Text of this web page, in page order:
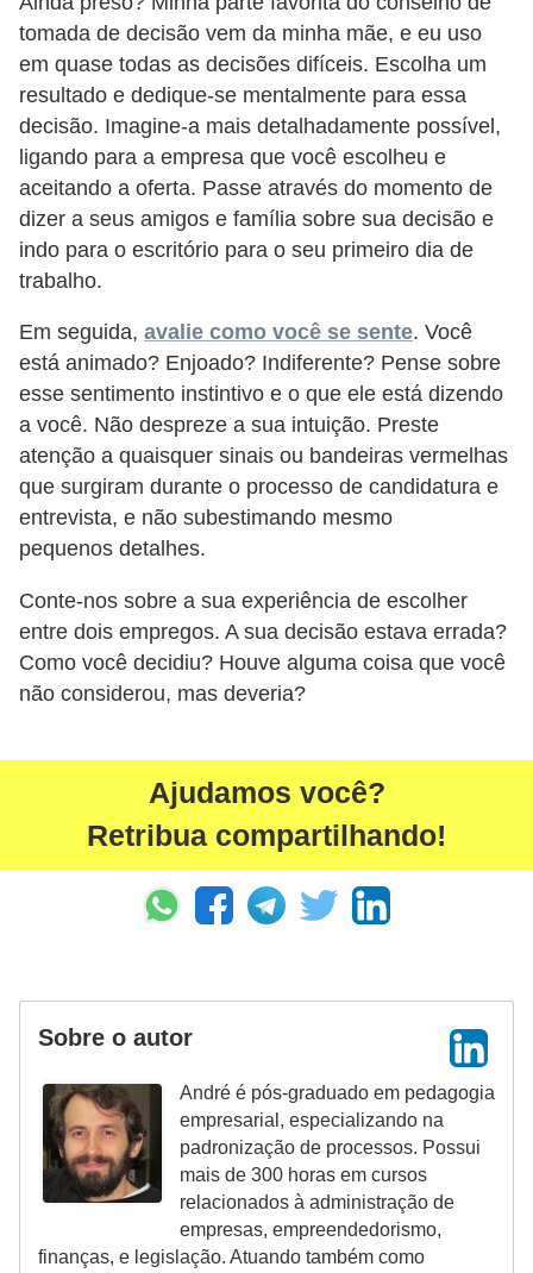
tomada de decisão vem da minha mãe, e eu uso
em quase todas as decisões difíceis. Escolha um
resultado e dedique-se mentalmente para essa
decisão. Imagine-a mais detalhadamente possível,
ligando para a empresa que você escolheu e
aceitando a oferta. Passe através do momento de
dizer a seus amigos e família sobre sua decisão e
indo para o escritório para o seu primeiro dia de
trabalho.
Em seguida, avalie como você se sente. Você
está animado? Enjoado? Indiferente? Pense sobre
esse sentimento instintivo e o que ele está dizendo
a você. Não despreze a sua intuição. Preste
atenção a quaisquer sinais ou bandeiras vermelhas
que surgiram durante o processo de candidatura e
entrevista, e não subestimando mesmo
pequenos detalhes.
Conte-nos sobre a sua experiência de escolher
entre dois empregos. A sua decisão estava errada?
Como você decidiu? Houve alguma coisa que você
não considerou, mas deveria?
Ajudamos você?
Retribua compartilhando!
Sobre o autor
André é pós-graduado em pedagogia
empresarial, especializando na
padronização de processos. Possui
mais de 300 horas em cursos
relacionados à administração de
empresas, empreendedorismo,
finanças, e legislação. Atuando também como